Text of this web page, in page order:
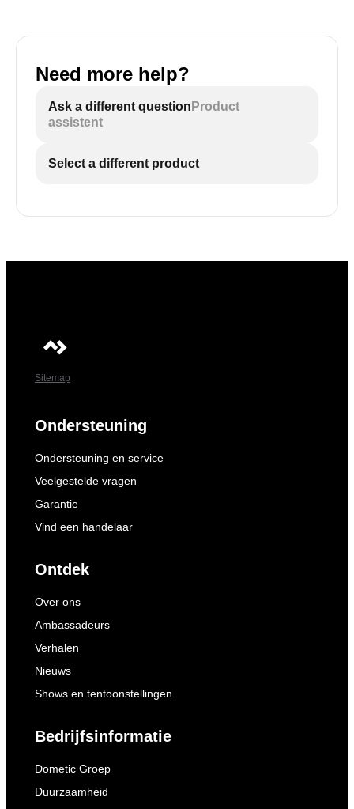
Need more help?
Ask a different question Product
assistent
Select a different product
Sitemap
Ondersteuning
Ondersteuning en service
Veelgestelde vragen
Garantie
Vind een handelaar
Ontdek
Over ons
Ambassadeurs
Verhalen
Nieuws
Shows en tentoonstellingen
Bedrijfsinformatie
Dometic Groep
Duurzaamheid